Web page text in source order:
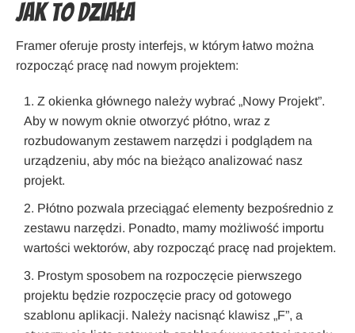
Jak to działa
Framer oferuje prosty interfejs, w którym łatwo można
rozpocząć pracę nad nowym projektem:
Z okienka głównego należy wybrać „Nowy Projekt”.
Aby w nowym oknie otworzyć płótno, wraz z
rozbudowanym zestawem narzędzi i podglądem na
urządzeniu, aby móc na bieżąco analizować nasz
projekt.
Płótno pozwala przeciągać elementy bezpośrednio z
zestawu narzędzi. Ponadto, mamy możliwość importu
wartości wektorów, aby rozpocząć pracę nad projektem.
Prostym sposobem na rozpoczęcie pierwszego
projektu będzie rozpoczęcie pracy od gotowego
szablonu aplikacji. Należy nacisnąć klawisz „F”, a